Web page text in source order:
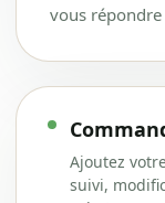
vous
Ajoutez
suivi,